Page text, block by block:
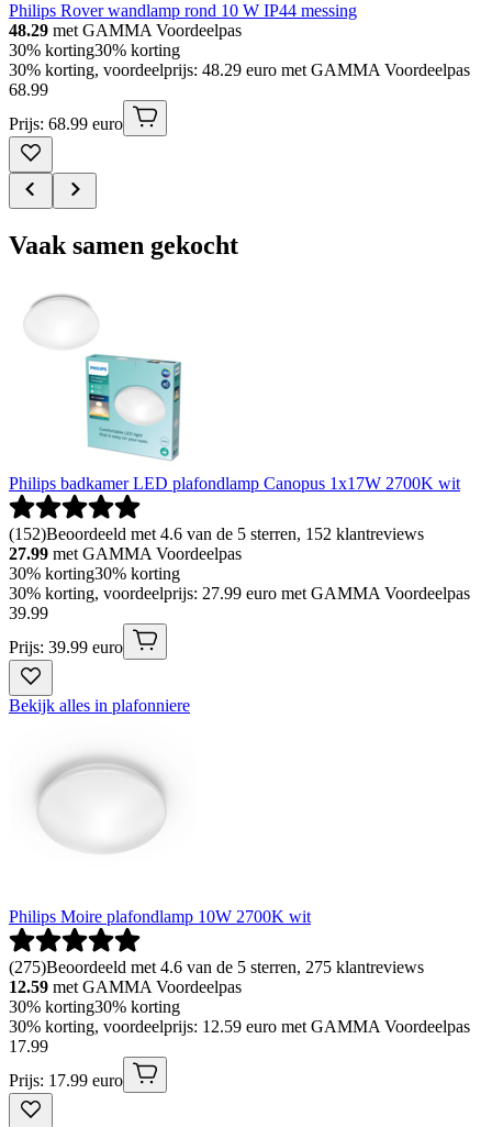
Philips Rover wandlamp rond 10 W IP44 messing
48.29 met GAMMA Voordeelpas
30% korting30% korting
30% korting, voordeelprijs: 48.29 euro met GAMMA Voordeelpas
68.99
Prijs: 68.99 euro
Vaak samen gekocht
Philips badkamer LED plafondlamp Canopus 1x17W 2700K wit
(152)Beoordeeld met 4.6 van de 5 sterren, 152 klantreviews
27.99 met GAMMA Voordeelpas
30% korting30% korting
30% korting, voordeelprijs: 27.99 euro met GAMMA Voordeelpas
39.99
Prijs: 39.99 euro
Bekijk alles in plafonniere
Philips Moire plafondlamp 10W 2700K wit
(275)Beoordeeld met 4.6 van de 5 sterren, 275 klantreviews
12.59 met GAMMA Voordeelpas
30% korting30% korting
30% korting, voordeelprijs: 12.59 euro met GAMMA Voordeelpas
17.99
Prijs: 17.99 euro